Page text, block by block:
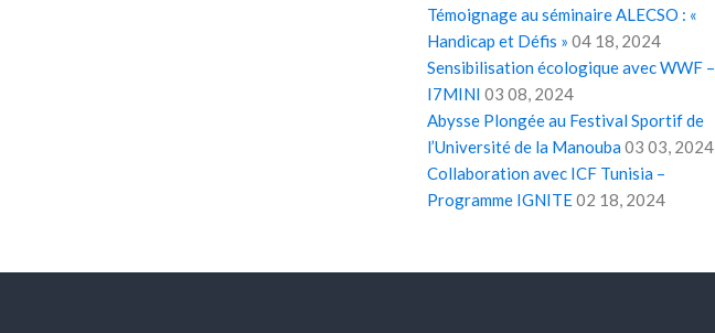
Témoignage au séminaire ALECSO : «
Handicap et Défis » 04 18, 2024
Sensibilisation écologique avec WWF –
I7MINI 03 08, 2024
Abysse Plongée au Festival Sportif de
l’Université de la Manouba03 03, 2024
Collaboration avec ICF Tunisia –
Programme IGNITE02 18, 2024